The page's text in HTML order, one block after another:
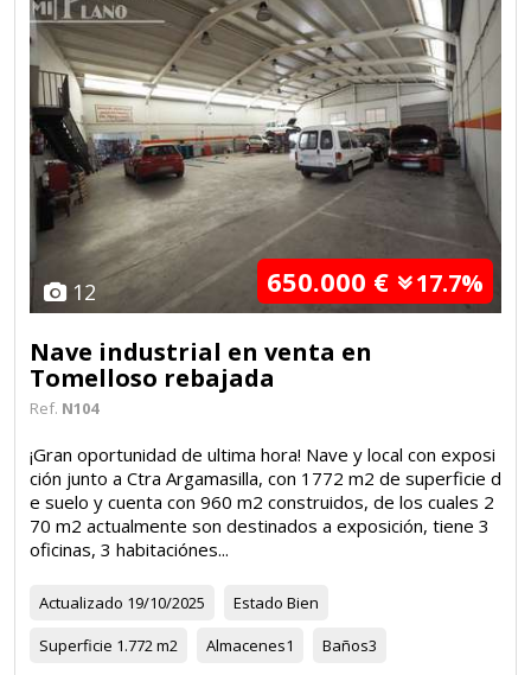
12 650.000 € 17.7%
Nave industrial en venta en
Tomelloso rebajada
Ref. N104
¡Gran oportunidad de ultima hora! Nave y local con exposi
ción junto a Ctra Argamasilla, con 1772 m2 de superficie d
e suelo y cuenta con 960 m2 construidos, de los cuales 2
70 m2 actualmente son destinados a exposición, tiene 3
oficinas, 3 habitaciónes...
Actualizado 19/10/2025 Estado Bien
Superficie 1.772 m2 Almacenes1 Baños3